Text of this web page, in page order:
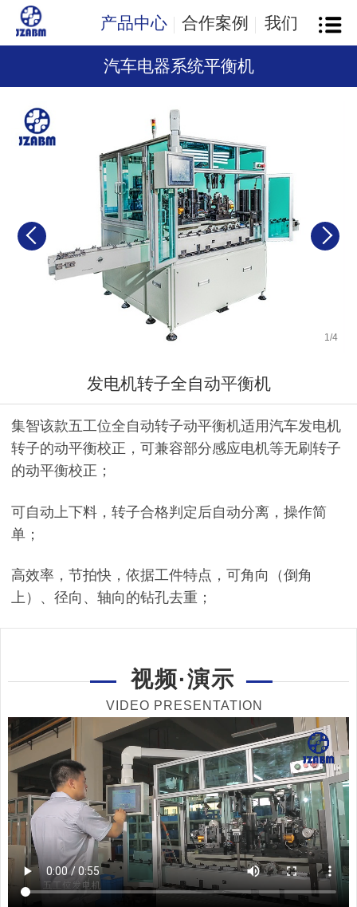
产品中心 合作案例 我们
汽车电器系统平衡机
1 /4
发电机转子全自动平衡机
集智该款五工位全自动转子动平衡机适用汽车发电机
转子的动平衡校正，可兼容部分感应电机等无刷转子
的动平衡校正；
可自动上下料，转子合格判定后自动分离，操作简
单；
高效率，节拍快，依据工件特点，可角向（倒角
上）、径向、轴向的钻孔去重；
视频·演示
VIDEO PRESENTATION